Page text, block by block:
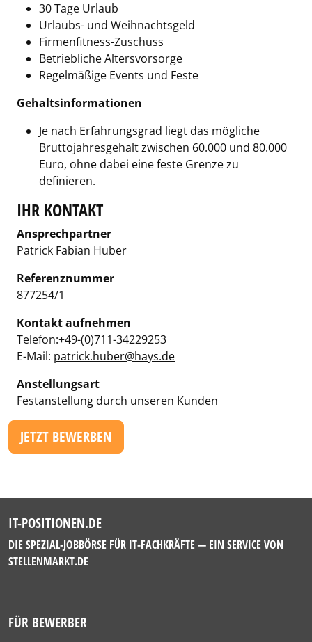
30 Tage Urlaub
Urlaubs- und Weihnachtsgeld
Firmenfitness-Zuschuss
Betriebliche Altersvorsorge
Regelmäßige Events und Feste
Gehaltsinformationen
Je nach Erfahrungsgrad liegt das mögliche
Bruttojahresgehalt zwischen 60.000 und 80.000
Euro, ohne dabei eine feste Grenze zu
definieren.
IHR KONTAKT
Ansprechpartner
Patrick Fabian Huber
Referenznummer
877254/1
Kontakt aufnehmen
Telefon:+49-(0)711-34229253
E-Mail: patrick.huber@hays.de
Anstellungsart
Festanstellung durch unseren Kunden
JETZT BEWERBEN
IT-POSITIONEN.DE
DIE SPEZIAL-JOBBÖRSE FÜR IT-FACHKRÄFTE — EIN SERVICE VON
STELLENMARKT.DE
FÜR BEWERBER